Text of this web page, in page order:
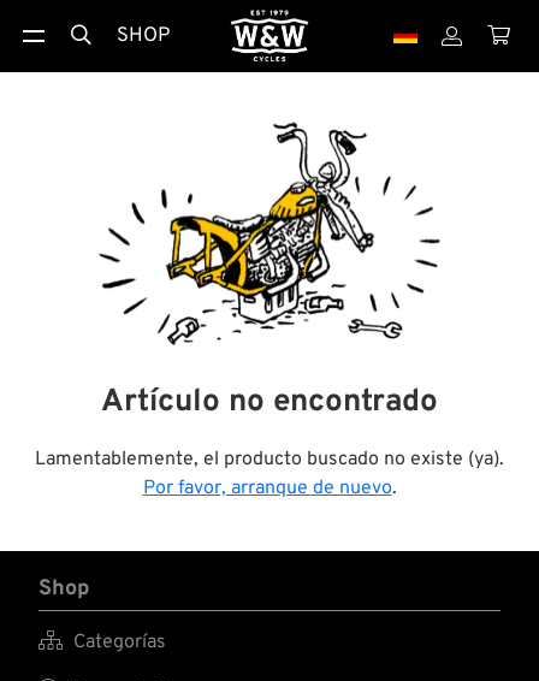
 SHOP  
Artículo no encontrado
Lamentablemente, el producto buscado no existe (ya).
Por favor, arranque de nuevo.
Shop
 Categorías